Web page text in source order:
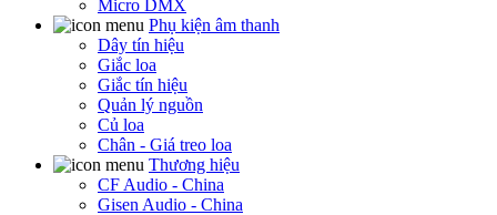
Micro DMX
Phụ kiện âm thanh
Dây tín hiệu
Giắc loa
Giắc tín hiệu
Quản lý nguồn
Củ loa
Chân - Giá treo loa
Thương hiệu
CF Audio - China
Gisen Audio - China